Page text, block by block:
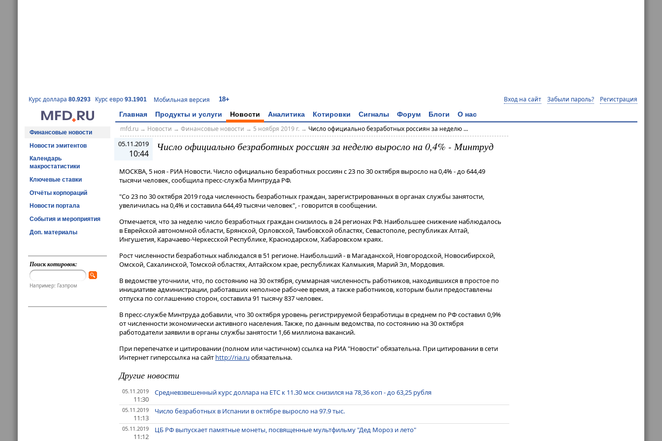
Курс доллара 80.9293 Курс евро 93.1901 Мобильная версия 18+ Вход на сайт Забыли пароль? Регистрация
Главная Продукты и услуги Новости Аналитика Котировки Сигналы Форум Блоги О нас
Финансовые новости
Новости эмитентов
Календарь
макростатистики
Ключевые ставки
Отчёты корпораций
Новости портала
События и мероприятия
Доп. материалы
Поиск котировок:
Например: Газпром
mfd.ru→ Новости → Финансовые новости → 5 ноября 2019 г. → Число официально безработных россиян за неделю ...
05.11.2019
10:44
Число официально безработных россиян за неделю выросло на 0,4% - Минтруд
МОСКВА, 5 ноя - РИА Новости. Число официально безработных россиян с 23 по 30 октября выросло на 0,4% - до 644,49
тысячи человек, сообщила пресс-служба Минтруда РФ.
"Со 23 по 30 октября 2019 года численность безработных граждан, зарегистрированных в органах службы занятости,
увеличилась на 0,4% и составила 644,49 тысячи человек", - говорится в сообщении​​​.
Отмечается, что за неделю число безработных граждан снизилось в 24 регионах РФ. Наибольшее снижение наблюдалось
в Еврейской автономной области, Брянской, Орловской, Тамбовской областях, Севастополе, республиках Алтай,
Ингушетия, Карачаево-Черкесской Республике, Краснодарском, Хабаровском краях.
Рост численности безработных наблюдался в 51 регионе. Наибольший - в Магаданской, Новгородской, Новосибирской,
Омской, Сахалинской, Томской областях, Алтайском крае, республиках Калмыкия, Марий Эл, Мордовия.
В ведомстве уточнили, что, по состоянию на 30 октября, суммарная численность работников, находившихся в простое по
инициативе администрации, работавших неполное рабочее время, а также работников, которым были предоставлены
отпуска по соглашению сторон, составила 91 тысячу 837 человек.
В пресс-службе Минтруда добавили, что 30 октября уровень регистрируемой безработицы в среднем по РФ составил 0,9%
от численности экономически активного населения. Также, по данным ведомства, по состоянию на 30 октября
работодатели заявили в органы службы занятости 1,66 миллиона вакансий.
При перепечатке и цитировании (полном или частичном) ссылка на РИА "Новости" обязательна. При цитировании в сети
Интернет гиперссылка на сайт http://ria.ru обязательна.
Другие новости
05.11.2019
11:30
Средневзвешенный курс доллара на ЕТС к 11.30 мск снизился на 78,36 коп - до 63,25 рубля
05.11.2019
11:13
Число безработных в Испании в октябре выросло на 97.9 тыс.
05.11.2019
11:12
ЦБ РФ выпускает памятные монеты, посвященные мультфильму "Дед Мороз и лето"